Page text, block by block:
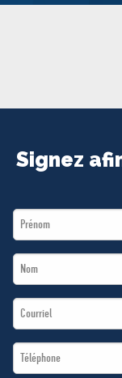
Signez
First
Name
Last
Name
Email
*
Téléphone